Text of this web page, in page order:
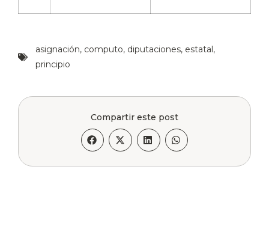
asignación, computo, diputaciones, estatal,
principio
Compartir este post